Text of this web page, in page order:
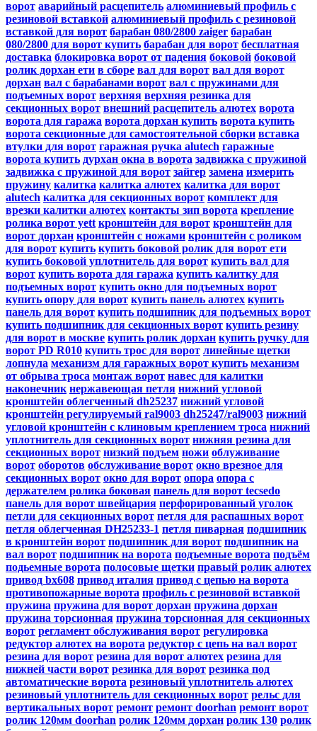
ворот аварийный расцепитель алюминиевый профиль с
резиновой вставкой алюминиевый профиль с резиновой
вставкой для ворот барабан 080/2800 zaiger барабан
080/2800 для ворот купить барабан для ворот бесплатная
доставка блокировка ворот от падения боковой боковой
ролик дорхан ети в сборе вал для ворот вал для ворот
дорхан вал с барабанами ворот вал с пружинами для
подъемных ворот верхняя верхняя резинка для
секционных ворот внешний расцепитель алютех ворота
ворота для гаража ворота дорхан купить ворота купить
ворота секционные для самостоятельной сборки вставка
втулки для ворот гаражная ручка alutech гаражные
ворота купить дурхан окна в ворота задвижка с пружиной
задвижка с пружиной для ворот зайгер замена измерить
пружину калитка калитка алютех калитка для ворот
alutech калитка для секционных ворот комплект для
врезки калитки алютех контакты зип ворота крепление
ролика ворот yett кронштейн для ворот кронштейн для
ворот дорхан кронштейн с ножами кронштейн с роликом
для ворот купить купить боковой ролик для ворот ети
купить боковой уплотнитель для ворот купить вал для
ворот купить ворота для гаража купить калитку для
подъемных ворот купить окно для подъемных ворот
купить опору для ворот купить панель алютех купить
панель для ворот купить подшипник для подъемных ворот
купить подшипник для секционных ворот купить резину
для ворот в москве купить ролик дорхан купить ручку для
ворот PD R010 купить трос для ворот линейные щетки
лопнула механизм для гаражных ворот купить механизм
от обрыва троса монтаж ворот навес для калитки
наконечник нержавеющая петля нижний угловой
кронштейн облегченный dh25237 нижний угловой
кронштейн регулируемый ral9003 dh25247/ral9003 нижний
угловой кронштейн с клиновым креплением троса нижний
уплотнитель для секционных ворот нижняя резина для
секционных ворот низкий подъем ножи облуживание
ворот оборотов обслуживание ворот окно врезное для
секционных ворот окно для ворот опора опора с
держателем ролика боковая панель для ворот tecsedo
панель для ворот швейцария перфорированный уголок
петли для секционных ворот петля для распашных ворот
петля облегченная DH25233-1 петля пиварная подшипник
в кронштейн ворот подшипник для ворот подшипник на
вал ворот подшипник на ворота подъемные ворота подъём
подьемные ворота полосовые щетки правый ролик алютех
привод bx608 привод италия привод с цепью на ворота
противопожарные ворота профиль с резиновой вставкой
пружина пружина для ворот дорхан пружина дорхан
пружина торсионная пружина торсионная для секционных
ворот регламент обслуживания ворот регулировка
редуктор алютех на ворота редуктор с цепь на вал ворот
резина для ворот резина для ворот алютех резина для
нижней части ворот резинка для ворот резинка под
автоматические ворота резиновый уплотнитель алютех
резиновый уплотнитель для секционных ворот рельс для
вертикальных ворот ремонт ремонт doorhan ремонт ворот
ролик 120мм doorhan ролик 120мм дорхан ролик 130 ролик